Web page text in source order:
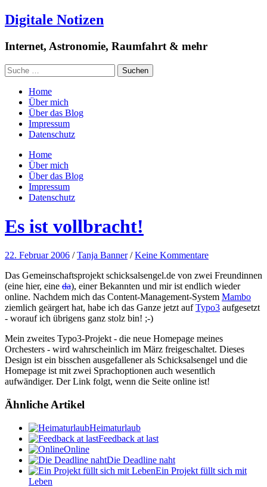
Digitale Notizen
Internet, Astronomie, Raumfahrt & mehr
Home
Über mich
Über das Blog
Impressum
Datenschutz
Home
Über mich
Über das Blog
Impressum
Datenschutz
Es ist vollbracht!
22. Februar 2006 /Tanja Banner /Keine Kommentare
Das Gemeinschaftsprojekt schicksalsengel.de von zwei Freundinnen
(eine hier, eine da), einer Bekannten und mir ist endlich wieder
online. Nachdem mich das Content-Management-System Mambo
ziemlich geärgert hat, habe ich das Ganze jetzt aufTypo3 aufgesetzt
- worauf ich übrigens ganz stolz bin! ;-)
Mein zweites Typo3-Projekt - die neue Homepage meines
Orchesters - wird wahrscheinlich im März freigeschaltet. Dieses
Design ist ein bisschen ausgefallener als Schicksalsengel und die
Homepage ist mit zwei Sprachoptionen auch wesentlich
aufwändiger. Der Link folgt, wenn die Seite online ist!
Ähnliche Artikel
Heimaturlaub
Feedback at last
Online
Die Deadline naht
Ein Projekt füllt sich mit
Leben